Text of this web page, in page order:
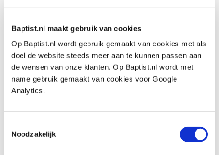
Baptist.nl maakt gebruik van cookies
Op Baptist.nl wordt gebruik gemaakt van cookies met als
doel de website steeds meer aan te kunnen passen aan
de wensen van onze klanten. Op Baptist.nl wordt met
name gebruik gemaakt van cookies voor Google
Analytics.
Noodzakelijk
Compare
Kirschen beschermhoes voor
steekbeitels 18-22 mm
Productnumber: 21842